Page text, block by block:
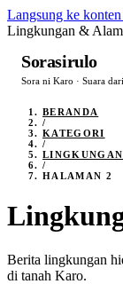
Langsung ke konten
Lingkungan &
Sorasirulo
Sora ni Karo · Suara
BERANDA
/
KATEGORI
/
/
HALAMAN 2
Berita lingkungan
di tanah Karo.